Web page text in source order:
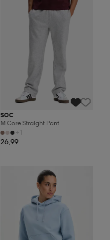
SOC
M Core Straight Pant
+1
26,99
Valitse 2, maksa 44,99€